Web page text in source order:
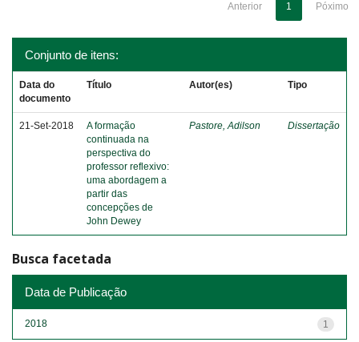
Anterior 1 Póximo
Conjunto de itens:
Data do
documento
Título Autor(es) Tipo
21-Set-2018
A formação
continuada na
perspectiva do
professor reflexivo:
uma abordagem a
partir das
concepções de
John Dewey
Pastore, Adilson Dissertação
Busca facetada
Data de Publicação
1
2018